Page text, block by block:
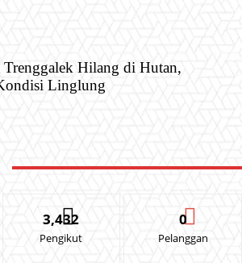
Hilang di Hutan,
Linglung
3,432
Pengikut
0
Pelanggan